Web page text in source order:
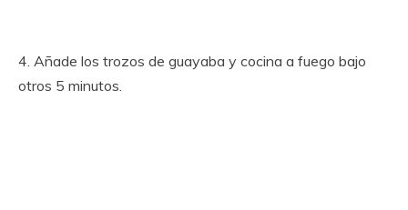
4. Añade los trozos de guayaba y cocina a fuego bajo
otros 5 minutos.